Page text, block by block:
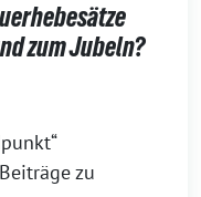
zum Jubeln?
zu